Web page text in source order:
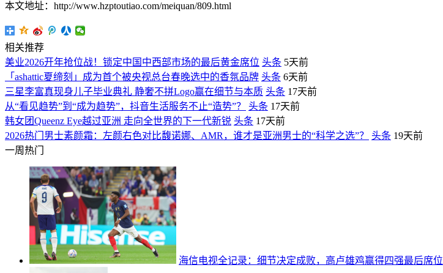
本文地址：http://www.hzptoutiao.com/meiquan/809.html
相关推荐
美业2026开年抢位战！锁定中国中西部市场的最后黄金席位 头条 5天前
「ashattic夏缔刻」成为首个被央视总台春晚选中的香氛品牌 头条 6天前
三星李富真现身儿子毕业典礼 静奢不拼Logo赢在细节与本质 头条 17天前
从“看见趋势”到“成为趋势”，抖音生活服务不止“造势”？
头条 17天前
韩女团Queenz Eye越过亚洲 走向全世界的下一代新锐 头条 17天前
2026热门男士素颜霜：左颜右色对比馥诺娜、AMR，谁才是亚洲男士的“科学之选”？
头条 19天前
一周热门
海信电视全记录：细节决定成败，高卢雄鸡赢得四强最后席位